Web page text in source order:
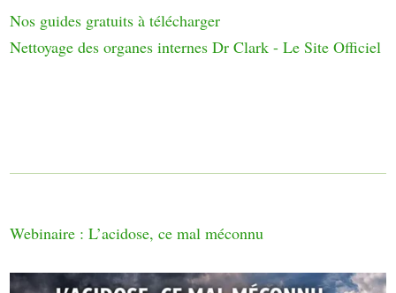
Nos guides gratuits à télécharger
Nettoyage des organes internes Dr Clark - Le Site Officiel
Webinaire : L’acidose, ce mal méconnu